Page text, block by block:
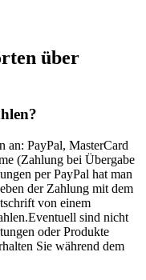
über
an: PayPal, MasterCard
(Zahlung bei Übergabe
per PayPal hat man
der Zahlung mit dem
von einem
sind nicht
oder Produkte
Sie während dem